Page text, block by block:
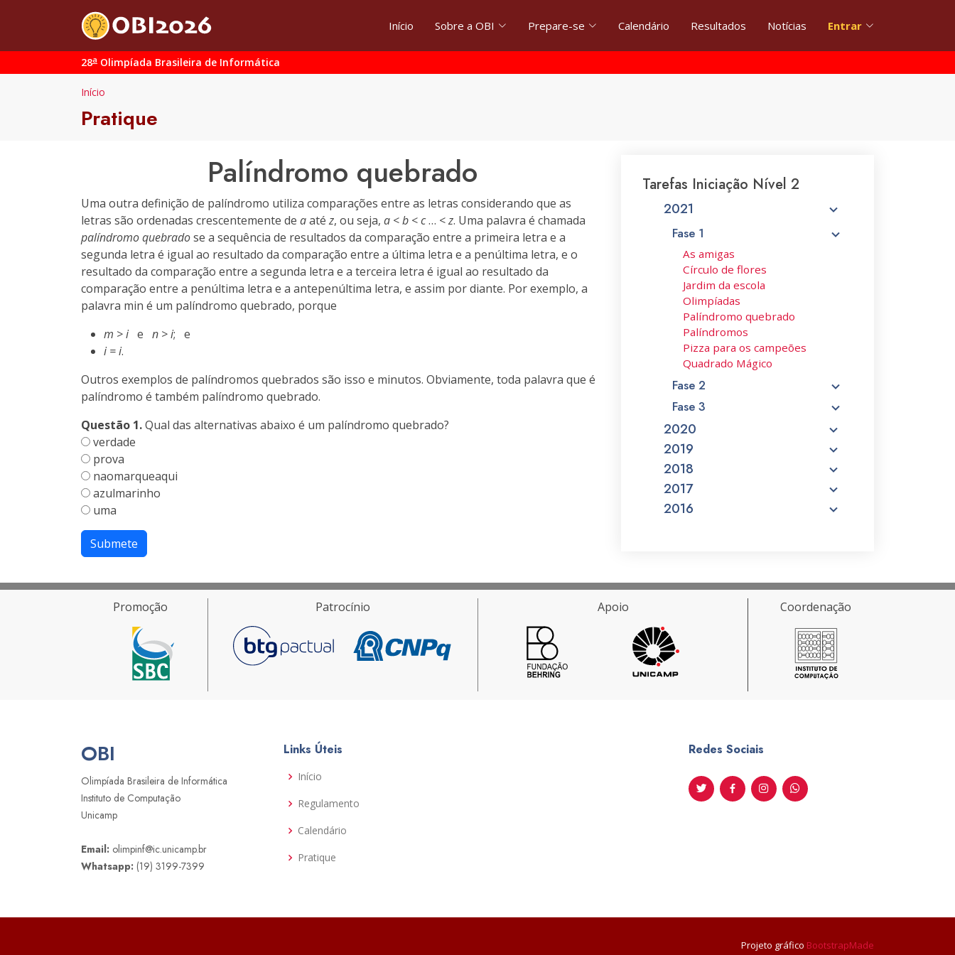
Início Sobre a OBI Prepare-se Calendário Resultados Notícias Entrar
28a Olimpíada Brasileira de Informática
Início
Pratique
Palíndromo quebrado
Uma outra definição de palíndromo utiliza comparações entre as letras considerando que as
letras são ordenadas crescentemente de aatéz, ou seja, a <b <c… <z. Uma palavra é chamada
palíndromo quebradose a sequência de resultados da comparação entre a primeira letra e a
segunda letra é igual ao resultado da comparação entre a última letra e a penúltima letra, e o
resultado da comparação entre a segunda letra e a terceira letra é igual ao resultado da
comparação entre a penúltima letra e a antepenúltima letra, e assim por diante. Por exemplo, a
palavra min é um palíndromo quebrado, porque
m > ie n > i; e
i = i.
Outros exemplos de palíndromos quebrados são isso e minutos. Obviamente, toda palavra que é
palíndromo é também palíndromo quebrado.
Questão 1.Qual das alternativas abaixo é um palíndromo quebrado?
verdade
prova
naomarqueaqui
azulmarinho
uma
Submete
Tarefas Iniciação Nível 2
2021
Fase 1
As amigas
Círculo de flores
Jardim da escola
Olimpíadas
Palíndromo quebrado
Palíndromos
Pizza para os campeões
Quadrado Mágico
Fase 2
Fase 3
2020
2019
2018
2017
2016
Promoção Patrocínio Apoio Coordenação
OBI
Olimpíada Brasileira de Informática
Instituto de Computação
Unicamp
Email: olimpinf@ic.unicamp.br
Whatsapp: (19) 3199-7399
Links Úteis
Início
Regulamento
Calendário
Pratique
Redes Sociais
Projeto gráfico BootstrapMade